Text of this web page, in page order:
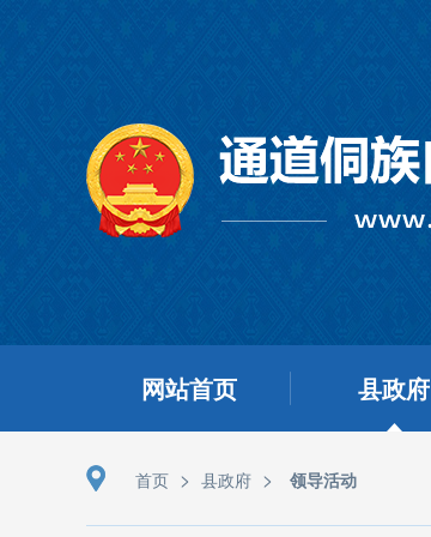
网站首页 县政府
首页 > 县政府 > 领导活动